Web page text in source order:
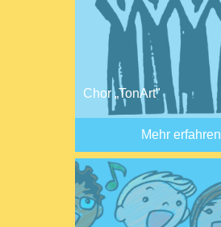
Chor „TonArt"
Mehr erfahren